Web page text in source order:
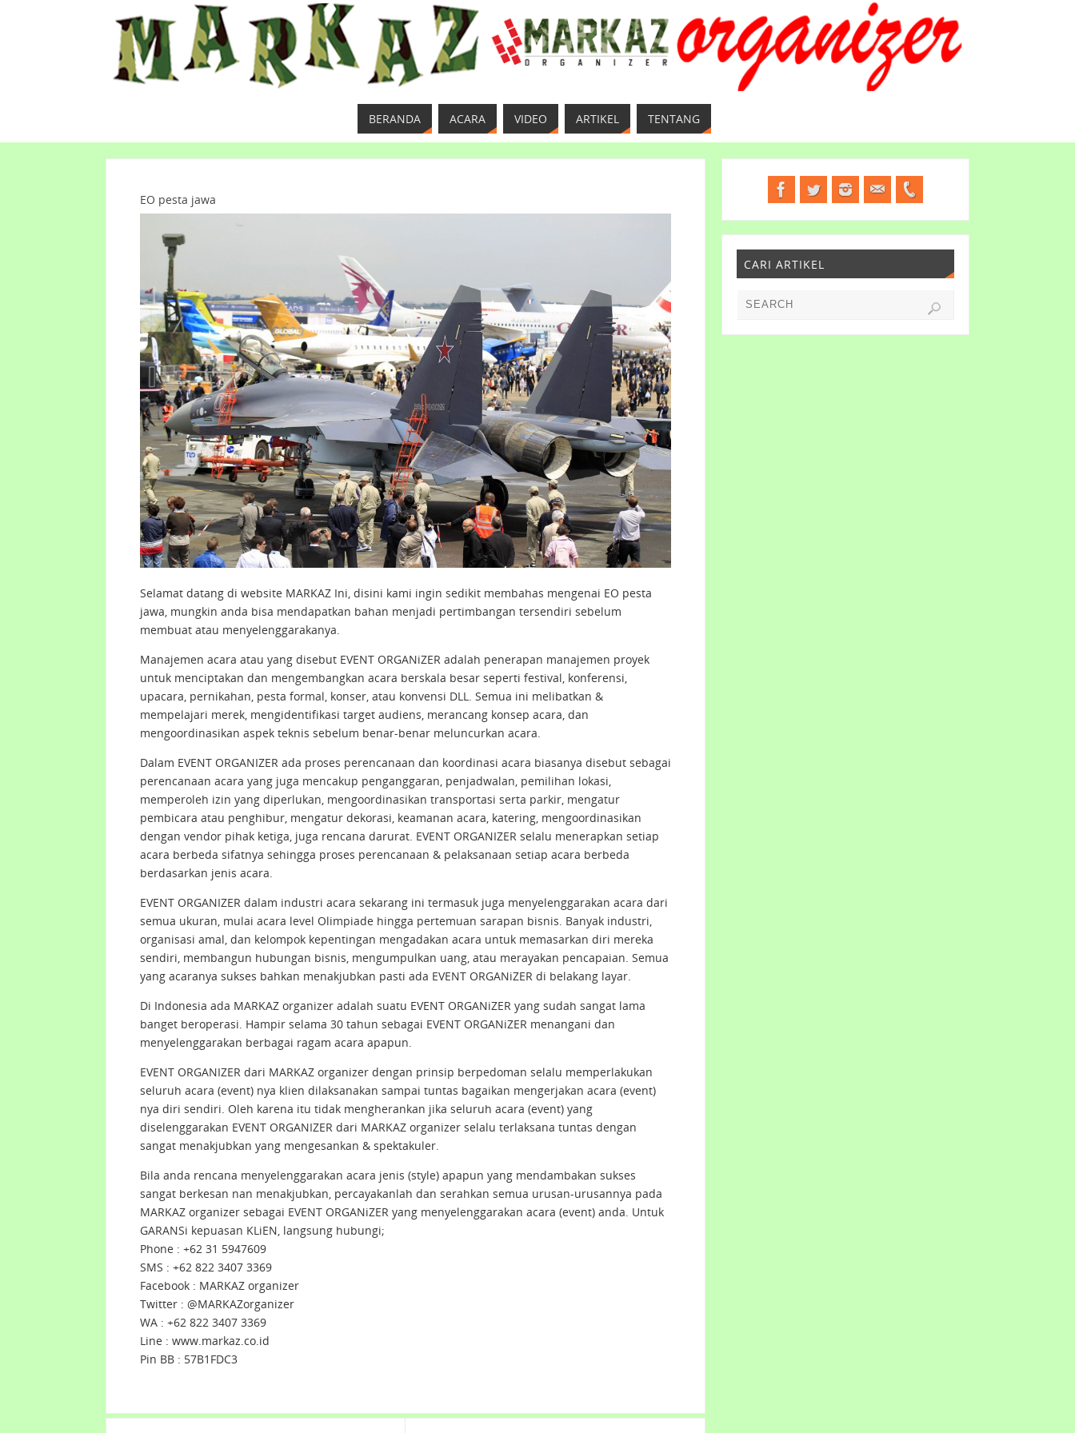
BERANDA ACARA VIDEO ARTIKEL TENTANG
EO pesta jawa
Selamat datang di website MARKAZ Ini, disini kami ingin sedikit membahas mengenai EO pesta
jawa, mungkin anda bisa mendapatkan bahan menjadi pertimbangan tersendiri sebelum
membuat atau menyelenggarakanya.
Manajemen acara atau yang disebut EVENT ORGANiZER adalah penerapan manajemen proyek
untuk menciptakan dan mengembangkan acara berskala besar seperti festival, konferensi,
upacara, pernikahan, pesta formal, konser, atau konvensi DLL. Semua ini melibatkan &
mempelajari merek, mengidentifikasi target audiens, merancang konsep acara, dan
mengoordinasikan aspek teknis sebelum benar-benar meluncurkan acara.
Dalam EVENT ORGANIZER ada proses perencanaan dan koordinasi acara biasanya disebut sebagai
perencanaan acara yang juga mencakup penganggaran, penjadwalan, pemilihan lokasi,
memperoleh izin yang diperlukan, mengoordinasikan transportasi serta parkir, mengatur
pembicara atau penghibur, mengatur dekorasi, keamanan acara, katering, mengoordinasikan
dengan vendor pihak ketiga, juga rencana darurat. EVENT ORGANIZER selalu menerapkan setiap
acara berbeda sifatnya sehingga proses perencanaan & pelaksanaan setiap acara berbeda
berdasarkan jenis acara.
EVENT ORGANIZER dalam industri acara sekarang ini termasuk juga menyelenggarakan acara dari
semua ukuran, mulai acara level Olimpiade hingga pertemuan sarapan bisnis. Banyak industri,
organisasi amal, dan kelompok kepentingan mengadakan acara untuk memasarkan diri mereka
sendiri, membangun hubungan bisnis, mengumpulkan uang, atau merayakan pencapaian. Semua
yang acaranya sukses bahkan menakjubkan pasti ada EVENT ORGANiZER di belakang layar.
Di Indonesia ada MARKAZ organizer adalah suatu EVENT ORGANiZER yang sudah sangat lama
banget beroperasi. Hampir selama 30 tahun sebagai EVENT ORGANiZER menangani dan
menyelenggarakan berbagai ragam acara apapun.
EVENT ORGANIZER dari MARKAZ organizer dengan prinsip berpedoman selalu memperlakukan
seluruh acara (event) nya klien dilaksanakan sampai tuntas bagaikan mengerjakan acara (event)
nya diri sendiri. Oleh karena itu tidak mengherankan jika seluruh acara (event) yang
diselenggarakan EVENT ORGANIZER dari MARKAZ organizer selalu terlaksana tuntas dengan
sangat menakjubkan yang mengesankan & spektakuler.
Bila anda rencana menyelenggarakan acara jenis (style) apapun yang mendambakan sukses
sangat berkesan nan menakjubkan, percayakanlah dan serahkan semua urusan-urusannya pada
MARKAZ organizer sebagai EVENT ORGANiZER yang menyelenggarakan acara (event) anda. Untuk
GARANSi kepuasan KLiEN, langsung hubungi;
Phone : +62 31 5947609
SMS : +62 822 3407 3369
Facebook : MARKAZ organizer
Twitter : @MARKAZorganizer
WA : +62 822 3407 3369
Line : www.markaz.co.id
Pin BB : 57B1FDC3
CARI ARTIKEL